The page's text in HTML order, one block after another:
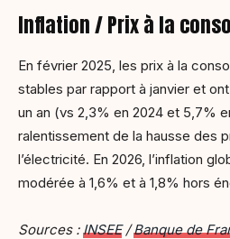
Inflation / Prix à la
En février 2025, les prix à la
stables par rapport à janvier et
un an (vs 2,3% en 2024 et 5,7%
ralentissement de la hausse des
l’électricité. En 2026, l’inflation
modérée à 1,6% et à 1,8% hors
Sources :INSEE/Banque de